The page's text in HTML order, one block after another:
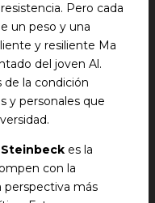
Pero cada
un peso y una
y resiliente Ma
del joven Al.
de la condición
y personales que
Steinbeck es la
con la
perspectiva más